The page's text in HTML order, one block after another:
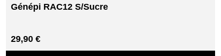
Génépi RAC12 S/Sucre
29,90 €